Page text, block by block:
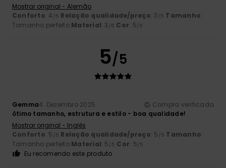
Mostrar original - Alemão
Conforto: 4 /5 Relação qualidade/preço: 3 /5 Tamanho:
Tamanho perfeito Material: 3 /5 Cor: 5/5
5/5
Gemma4. Dezembro 2025
Compra verificada
ótimo tamanho, estrutura e estilo - boa qualidade!
Mostrar original - Inglês
Conforto: 5 /5 Relação qualidade/preço: 5 /5 Tamanho:
Tamanho perfeito Material: 5 /5 Cor: 5/5
Eu recomendo este produto